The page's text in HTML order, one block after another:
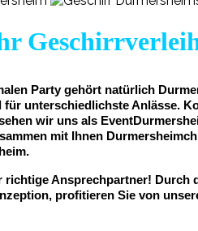
Party gehört natürlich
unterschiedlichste Anlässe.
wir uns als
mit Ihnen
Ansprechpartner!
profitieren Sie von